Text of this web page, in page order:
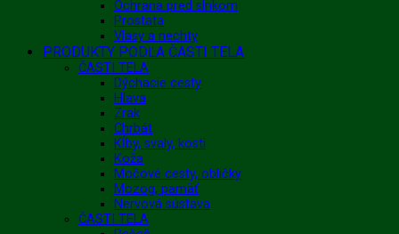
Ochrana pred slnkom
Prostata
Vlasy a nechty
PRODUKTY PODĽA ČASTI TELA
ČASTI TELA
Dýchacie cesty
Hlava
Zrak
Chrbát
Kĺby, svaly, kosti
Koža
Močové cesty, obličky
Mozog, pamäť
Nervová sústava
ČASTI TELA